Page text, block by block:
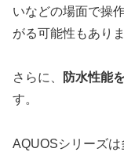
いなどの場面で操
がる可能性もありま
さらに、 防水性能
す。
AQUOSシリーズ